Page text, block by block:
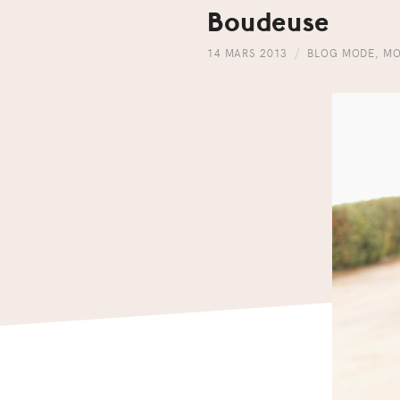
Boudeuse
14 MARS 2013 BLOG MODE